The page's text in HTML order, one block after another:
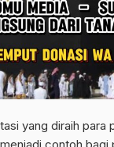
yang diraih para